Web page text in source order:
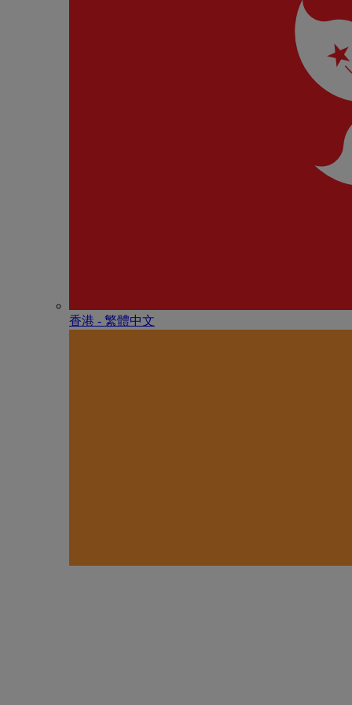
香港 - 繁體中文